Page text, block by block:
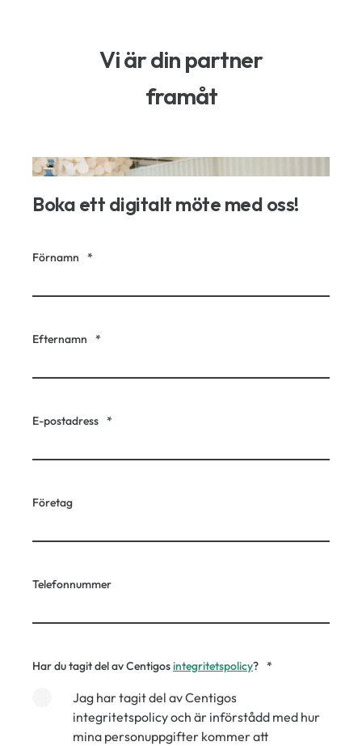
Vi är din partner
framåt
Boka ett digitalt möte med oss!
Förnamn *
Efternamn *
E-postadress *
Företag
Telefonnummer
Har du tagit del av Centigosintegritetspolicy? *
Jag har tagit del av Centigos
integritetspolicy och är införstådd med hur
mina personuppgifter kommer att